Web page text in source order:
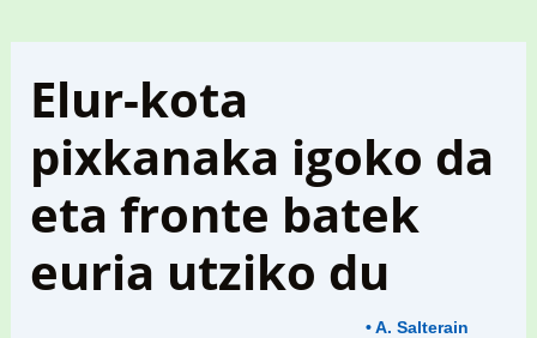
Elur-kota
pixkanaka igoko da
eta fronte batek
euria utziko du
• A. Salterain